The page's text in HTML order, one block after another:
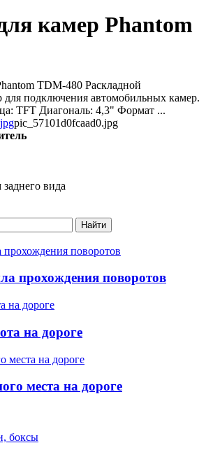
камер Phantom
TDM-480 Раскладной
подключения автомобильных камер.
TFT Диагональ: 4,3" Формат ...
pic_57101d0fcaad0.jpg
вида
Найти
прохождения поворотов
на дороге
места на дороге
боксы